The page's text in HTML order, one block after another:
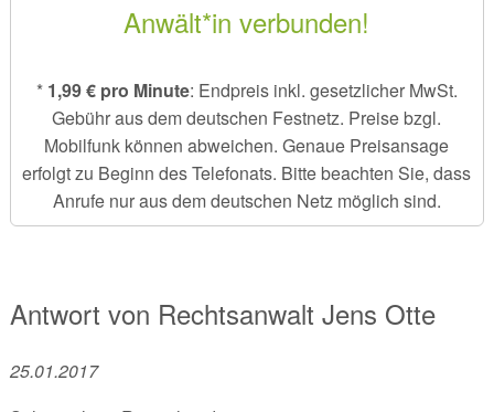
Anwält*in verbunden!
* 1,99 € pro Minute: Endpreis inkl. gesetzlicher MwSt.
Gebühr aus dem deutschen Festnetz. Preise bzgl.
Mobilfunk können abweichen. Genaue Preisansage
erfolgt zu Beginn des Telefonats. Bitte beachten Sie, dass
Anrufe nur aus dem deutschen Netz möglich sind.
Antwort von Rechtsanwalt Jens Otte
25.01.2017